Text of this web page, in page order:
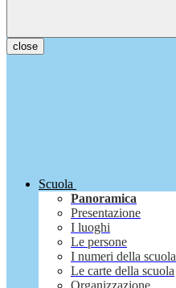
close
Scuola
Panoramica
Presentazione
I luoghi
Le persone
I numeri della scuola
Le carte della scuola